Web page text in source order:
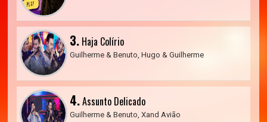
3. Haja Colírio
Guilherme & Benuto, Hugo & Guilherme
4.Assunto Delicado
Guilherme & Benuto, Xand Avião